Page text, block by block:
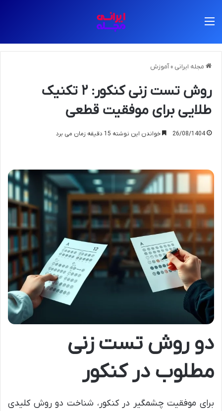
مجله ایرانی » آموزش
روش تست زنی کنکور: ۲ تکنیک
طلایی برای موفقیت قطعی
26/08/1404 خواندن این نوشته 15 دقیقه زمان می برد
دو روش تست زنی
مطلوب در کنکور
برای موفقیت چشمگیر در کنکور، شناخت دو روش کلیدی